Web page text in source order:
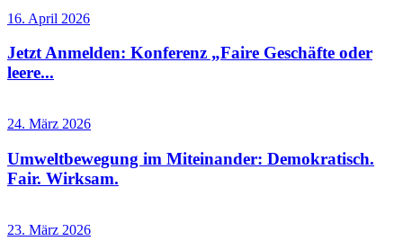
16. April 2026
Jetzt Anmelden: Konferenz „Faire Geschäfte oder
leere...
24. März 2026
Umweltbewegung im Miteinander: Demokratisch.
Fair. Wirksam.
23. März 2026